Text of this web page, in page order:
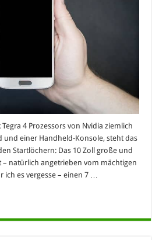
Tegra 4 Prozessors von Nvidia ziemlich
und einer Handheld-Konsole, steht das
Startlöchern: Das 10 Zoll große und
– natürlich angetrieben vom mächtigen
ich es vergesse – einen 7 …